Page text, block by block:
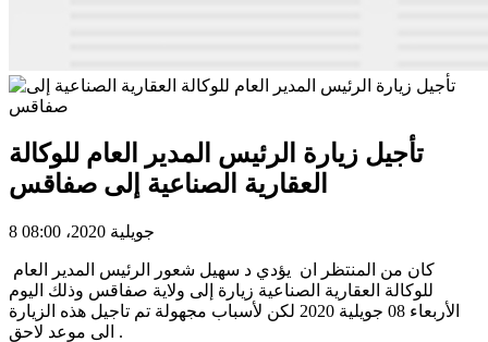
تأجيل زيارة الرئيس المدير العام للوكالة
العقارية الصناعية إلى صفاقس
8 جويلية 2020، 08:00
للوكالة العقارية الصناعية زيارة إلى ولاية صفاقس وذلك اليوم
الأربعاء 08 جويلية 2020 لكن لأسباب مجهولة تم تاجيل هذه الزيارة
الى موعد لاحق .